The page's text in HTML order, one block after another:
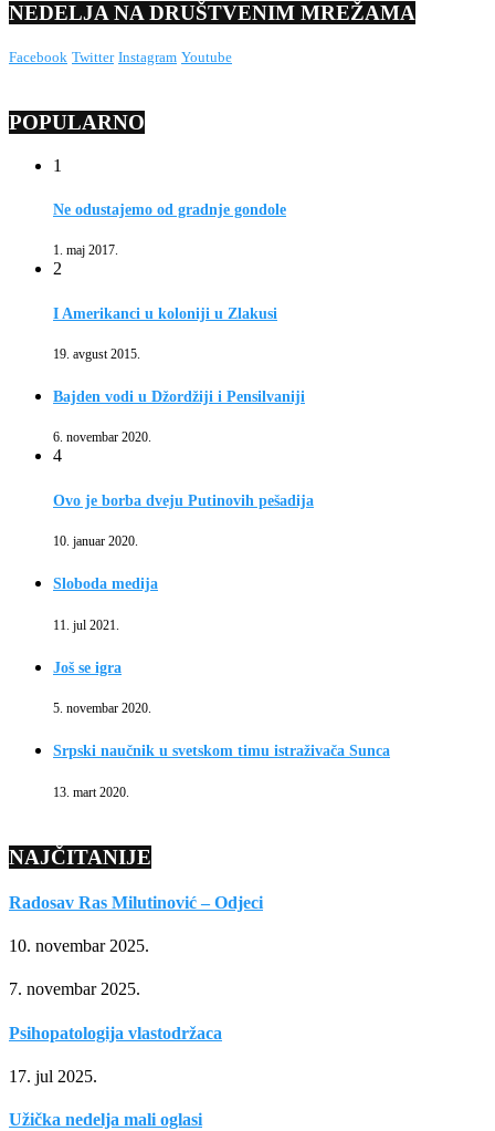
NEDELJA NA DRUŠTVENIM MREŽAMA
Facebook Twitter Instagram Youtube
POPULARNO
1
Ne odustajemo od gradnje gondole
1. maj 2017.
2
I Amerikanci u koloniji u Zlakusi
19. avgust 2015.
Bajden vodi u Džordžiji i Pensilvaniji
6. novembar 2020.
4
Ovo je borba dveju Putinovih pešadija
10. januar 2020.
Sloboda medija
11. jul 2021.
Još se igra
5. novembar 2020.
Srpski naučnik u svetskom timu istraživača Sunca
13. mart 2020.
NAJČITANIJE
Radosav Ras Milutinović – Odjeci
10. novembar 2025.
7. novembar 2025.
Psihopatologija vlastodržaca
17. jul 2025.
Užička nedelja mali oglasi